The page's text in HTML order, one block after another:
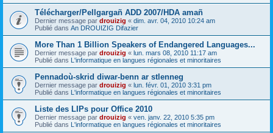
Télécharger/Pellgargañ ADD 2007/HDA amañ
Dernier message par drouizig « dim. avr. 04, 2010 10:24 am
Publié dans An DROUIZIG Difazier
More Than 1 Billion Speakers of Endangered Languages...
Dernier message par drouizig « lun. mars 08, 2010 11:17 am
Publié dans L'informatique en langues régionales et minoritaires
Pennadoù-skrid diwar-benn ar stlenneg
Dernier message par drouizig « lun. févr. 01, 2010 3:31 pm
Publié dans L'informatique en langues régionales et minoritaires
Liste des LIPs pour Office 2010
Dernier message par drouizig « ven. janv. 22, 2010 5:35 pm
Publié dans L'informatique en langues régionales et minoritaires